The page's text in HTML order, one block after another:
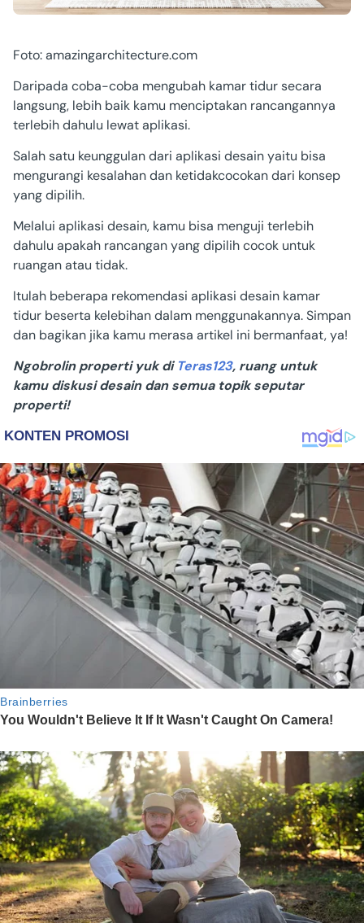
Foto: amazingarchitecture.com
Daripada coba-coba mengubah kamar tidur secara
langsung, lebih baik kamu menciptakan rancangannya
terlebih dahulu lewat aplikasi.
Salah satu keunggulan dari aplikasi desain yaitu bisa
mengurangi kesalahan dan ketidakcocokan dari konsep
yang dipilih.
Melalui aplikasi desain, kamu bisa menguji terlebih
dahulu apakah rancangan yang dipilih cocok untuk
ruangan atau tidak.
Itulah beberapa rekomendasi aplikasi desain kamar
tidur beserta kelebihan dalam menggunakannya. Simpan
dan bagikan jika kamu merasa artikel ini bermanfaat, ya!
Ngobrolin properti yuk di Teras123, ruang untuk
kamu diskusi desain dan semua topik seputar
properti!